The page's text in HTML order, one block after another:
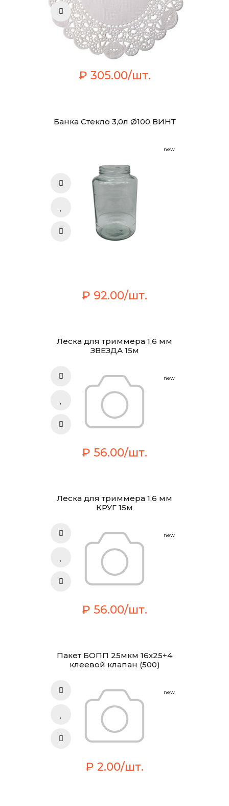
₽ 305.00/шт.
Банка Стекло 3,0л Ø100 ВИНТ
new
₽ 92.00/шт.
Леска для триммера 1,6 мм
ЗВЕЗДА 15м
new
₽ 56.00/шт.
Леска для триммера 1,6 мм
КРУГ 15м
new
₽ 56.00/шт.
Пакет БОПП 25мкм 16х25+4
клеевой клапан (500)
new
₽ 2.00/шт.